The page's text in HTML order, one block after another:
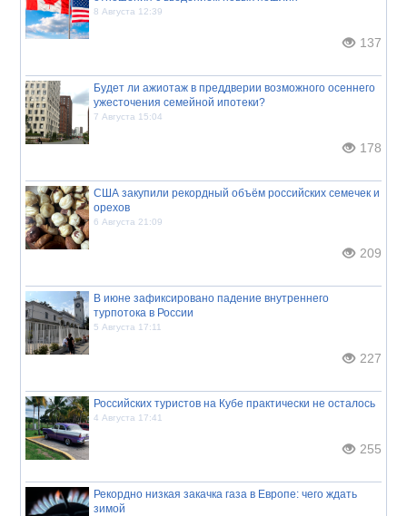
8 Августа 12:39
137
Будет ли ажиотаж в преддверии возможного осеннего
ужесточения семейной ипотеки?
7 Августа 15:04
178
США закупили рекордный объём российских семечек и
орехов
6 Августа 21:09
209
В июне зафиксировано падение внутреннего
турпотока в России
5 Августа 17:11
227
Российских туристов на Кубе практически не осталось
4 Августа 17:41
255
Рекордно низкая закачка газа в Европе: чего ждать
зимой